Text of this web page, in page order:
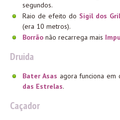
segundos.
Raio de efeito do Sigil dos
(era 10 metros).
Borrão não recarrega mais
Druida
Bater Asas agora funciona
das Estrelas.
Caçador